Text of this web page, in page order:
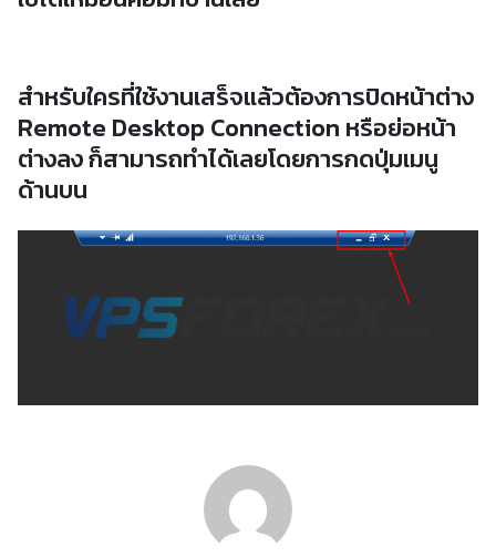
สำหรับใครที่ใช้งานเสร็จแล้วต้องการปิดหน้าต่าง
Remote Desktop Connection หรือย่อหน้า
ต่างลง ก็สามารถทำได้เลยโดยการกดปุ่มเมนู
ด้านบน